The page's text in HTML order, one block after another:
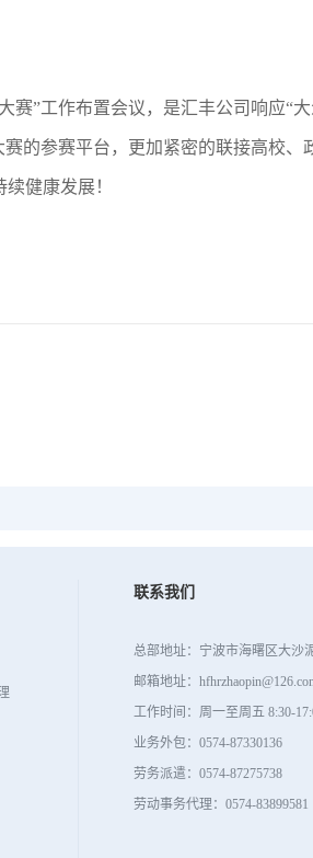
”工作布置会议，是汇丰公司响应“
的参赛平台，更加紧密的联接高校、
健康发展！
联系我们
总部地址：宁波市海曙区大沙
邮箱地址：
工作时间：周一至周五 8:30-
业务外包：0574-87330136
劳务派遣：0574-87275738
劳动事务代理：0574-83899581